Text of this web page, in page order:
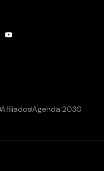
AfiliadosAgenda 2030